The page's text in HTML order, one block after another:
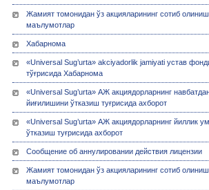
Жамият томонидан ўз акцияларининг сотиб
маълумотлар
Хабарнома
«Universal Sug’urta» akciyadorlik jamiyati устав
тўғрисида Хабарнома
«Universal Sug’urta» АЖ акциядорларнинг
йиғилишини ўтказиш туғрисида ахборот
«Universal Sug’urta» АЖ акциядорларнинг йиллик
ўтказиш туғрисида ахборот
Сообщение об аннулировании действия лицензии
Жамият томонидан ўз акцияларининг сотиб
маълумотлар